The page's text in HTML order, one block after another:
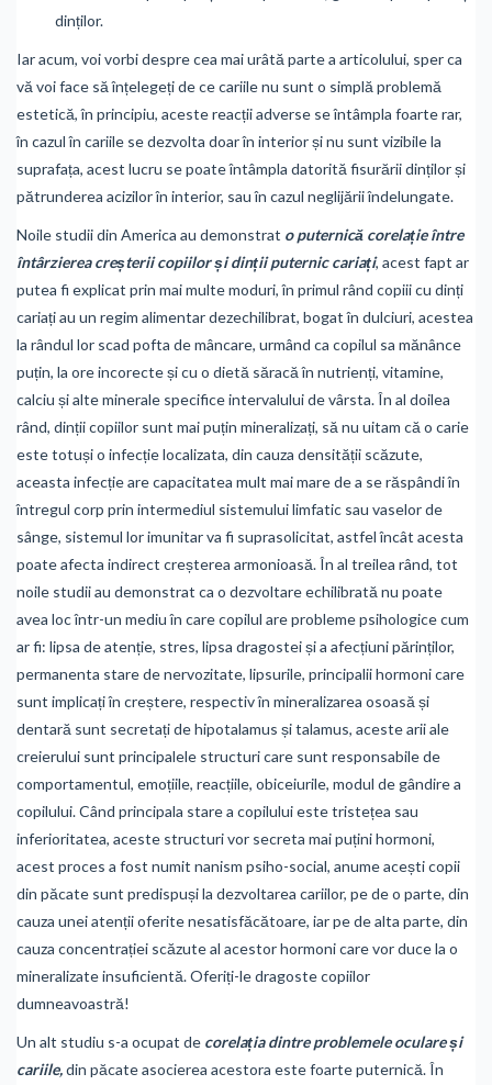
dinților.
Iar acum, voi vorbi despre cea mai urâtă parte a articolului, sper ca
vă voi face să înțelegeți de ce cariile nu sunt o simplă problemă
estetică, în principiu, aceste reacții adverse se întâmpla foarte rar,
în cazul în cariile se dezvolta doar în interior și nu sunt vizibile la
suprafața, acest lucru se poate întâmpla datorită fisurării dinților și
pătrunderea acizilor în interior, sau în cazul neglijării îndelungate.
Noile studii din America au demonstrat o puternică corelație între
întârzierea creșterii copiilor și dinții puternic cariați, acest fapt ar
putea fi explicat prin mai multe moduri, în primul rând copiii cu dinți
cariați au un regim alimentar dezechilibrat, bogat în dulciuri, acestea
la rândul lor scad pofta de mâncare, urmând ca copilul sa mănânce
puțin, la ore incorecte și cu o dietă săracă în nutrienți, vitamine,
calciu și alte minerale specifice intervalului de vârsta. În al doilea
rând, dinții copiilor sunt mai puțin mineralizați, să nu uitam că o carie
este totuși o infecție localizata, din cauza densității scăzute,
aceasta infecție are capacitatea mult mai mare de a se răspândi în
întregul corp prin intermediul sistemului limfatic sau vaselor de
sânge, sistemul lor imunitar va fi suprasolicitat, astfel încât acesta
poate afecta indirect creșterea armonioasă. În al treilea rând, tot
noile studii au demonstrat ca o dezvoltare echilibrată nu poate
avea loc într-un mediu în care copilul are probleme psihologice cum
ar fi: lipsa de atenție, stres, lipsa dragostei și a afecțiuni părinților,
permanenta stare de nervozitate, lipsurile, principalii hormoni care
sunt implicați în creștere, respectiv în mineralizarea osoasă și
dentară sunt secretați de hipotalamus și talamus, aceste arii ale
creierului sunt principalele structuri care sunt responsabile de
comportamentul, emoțiile, reacțiile, obiceiurile, modul de gândire a
copilului. Când principala stare a copilului este tristețea sau
inferioritatea, aceste structuri vor secreta mai puțini hormoni,
acest proces a fost numit nanism psiho-social, anume acești copii
din păcate sunt predispuși la dezvoltarea cariilor, pe de o parte, din
cauza unei atenții oferite nesatisfăcătoare, iar pe de alta parte, din
cauza concentrației scăzute al acestor hormoni care vor duce la o
mineralizate insuficientă. Oferiți-le dragoste copiilor
dumneavoastră!
Un alt studiu s-a ocupat de corelația dintre problemele oculare și
cariile,din păcate asocierea acestora este foarte puternică. În